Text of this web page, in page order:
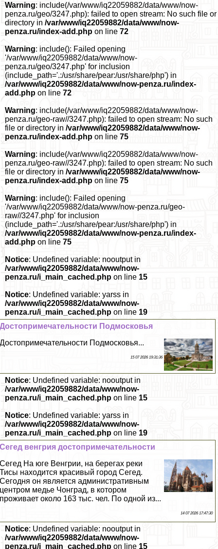
Warning: include(/var/www/iq22059882/data/www/now-
penza.ru/geo/3247.php): failed to open stream: No such file or
directory in /var/www/iq22059882/data/www/now-
penza.ru/index-add.php on line 72
Warning: include(): Failed opening
'/var/www/iq22059882/data/www/now-
penza.ru/geo/3247.php' for inclusion
(include_path='.:/usr/share/pear:/usr/share/php') in
/var/www/iq22059882/data/www/now-penza.ru/index-
add.php on line 72
Warning: include(/var/www/iq22059882/data/www/now-
penza.ru/geo-raw//3247.php): failed to open stream: No such
file or directory in /var/www/iq22059882/data/www/now-
penza.ru/index-add.php on line 75
Warning: include(/var/www/iq22059882/data/www/now-
penza.ru/geo-raw//3247.php): failed to open stream: No such
file or directory in /var/www/iq22059882/data/www/now-
penza.ru/index-add.php on line 75
Warning: include(): Failed opening
'/var/www/iq22059882/data/www/now-penza.ru/geo-
raw//3247.php' for inclusion
(include_path='.:/usr/share/pear:/usr/share/php') in
/var/www/iq22059882/data/www/now-penza.ru/index-
add.php on line 75
Notice: Undefined variable: nooutput in
/var/www/iq22059882/data/www/now-
penza.ru/i_main_cached.php on line 15
Notice: Undefined variable: yarss in
/var/www/iq22059882/data/www/now-
penza.ru/i_main_cached.php on line 19
Достопримечательности Подмосковья
Достопримечательности Подмосковья...
15 07 2026 19:31:36
Notice: Undefined variable: nooutput in
/var/www/iq22059882/data/www/now-
penza.ru/i_main_cached.php on line 15
Notice: Undefined variable: yarss in
/var/www/iq22059882/data/www/now-
penza.ru/i_main_cached.php on line 19
Сегед венгрия достопримечательности
Сегед На юге Венгрии, на берегах реки
Тисы находится красивый город Сегед.
Сегодня он является административным
центром медье Чонград, в котором
проживает около 163 тыс. чел. По одной из...
14 07 2026 17:47:30
Notice: Undefined variable: nooutput in
/var/www/iq22059882/data/www/now-
penza.ru/i_main_cached.php on line 15